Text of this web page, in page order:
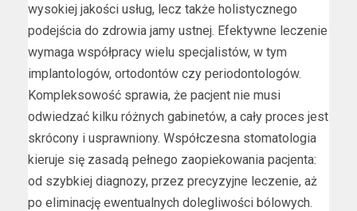
wysokiej jakości usług, lecz także holistycznego
podejścia do zdrowia jamy ustnej. Efektywne leczenie
wymaga współpracy wielu specjalistów, w tym
implantologów, ortodontów czy periodontologów.
Kompleksowość sprawia, że pacjent nie musi
odwiedzać kilku różnych gabinetów, a cały proces jest
skrócony i usprawniony. Współczesna stomatologia
kieruje się zasadą pełnego zaopiekowania pacjenta:
od szybkiej diagnozy, przez precyzyjne leczenie, aż
po eliminację ewentualnych dolegliwości bólowych.